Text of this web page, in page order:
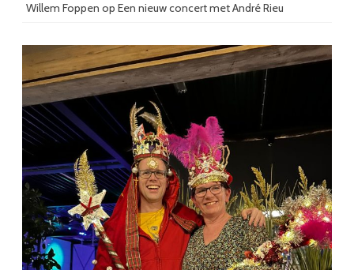
Willem Foppen op Een nieuw concert met André Rieu